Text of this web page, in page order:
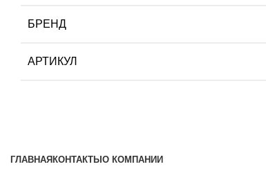
БРЕНД
АРТИКУЛ
ГЛАВНАЯ КОНТАКТЫ О КОМПАНИИ